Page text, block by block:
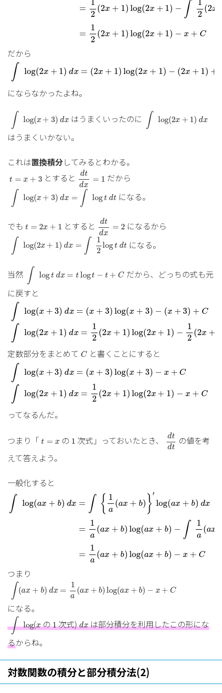
=
1
2
(2x + 1)log(2x + 1) − ∫
1
2
(2x
=
1
2
(2x + 1)log(2x + 1) − x + C
だから
∫ log(2x + 1) dx = (2x + 1)log(2x + 1) − (2x + 1) +
∫ log
にならなかったよね。
∫ log(x + 3) dx
∫
はうまくいったのに ∫ log(2x + 1) dx
∫
はうまくいかない。
これは置換積分してみるとわかる。
t = x + 3
t =x +3 とすると dt
dx
= 1
dtdx= 1
だから
∫ log(x + 3) dx = ∫ logt dt
∫ ∫
になる。
でも t = 2x + 1
t =2x+1 とすると dt
dx
= 2
dtd
になるから
∫ log(2x + 1) dx = ∫
1
2
logt dt
∫ ∫ 12log
になる。
当然 ∫ log t dx = t logt − t + C
∫
だから、どっちの式も元
に戻すと
∫ log(x + 3) dx = (x + 3)log(x + 3) − (x + 3) + C
∫ log
∫ log(2x + 1) dx =
1
2
(2x + 1)log(2x + 1) −
1
2
(2x +
∫ 12 2
定数部分をまとめて C
C と書くことにすると
∫ log(x + 3) dx = (x + 3)log(x + 3) − x + C
∫log x + d 3) log + 3 −
∫ log(2x + 1) dx =
1
2
(2x + 1)log(2x + 1) − x + C
∫ 12
ってなるんだ。
つまり「 t = x
t =x の 1
1 次式」っておいたとき、 dt
dt
dt
の値を考
えて答えよう。
一般化すると
∫ log(ax + b) dx = ∫ { 1
a
(ax + b) }′
log(ax + b) dx
=
1
a
(ax + b)log(ax + b) − ∫ 1
a
(ax
=
1
a
(ax + b)log(ax + b) − x + C
∫ log ax ∫ 1 a }′log
つまり
∫ (ax + b) dx =
1
a
(ax + b) log(ax + b) − x + C
∫( ax 1a
になる。
∫ log
∫log
(x
xの 1
1 次式) dx
dxは部分積分を利用したこの形にな
るからね。
対数関数の積分と部分積分法(2)